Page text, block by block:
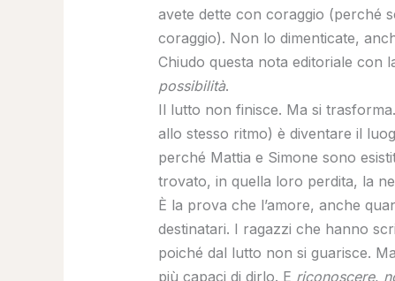
avete dette con coraggio (perché
coraggio). Non lo dimenticate,
Chiudo questa nota editoriale con
possibilità.
Il lutto non finisce. Ma si
allo stesso ritmo) è diventare il
perché Mattia e Simone sono
trovato, in quella loro perdita, la
È la prova che l’amore, anche
destinatari. I ragazzi che hanno
poiché dal lutto non si guarisce.
più capaci di dirlo. E riconoscere,